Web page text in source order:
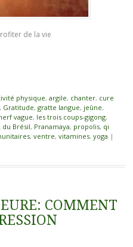
de la vie
physique, argile, chanter, cure
Gratitude, gratte langue, jeûne,
vague, les trois coups-gigong,
du Brésil, Pranamaya, propolis, qi
, ventre, vitamines, yoga |
COMMENT